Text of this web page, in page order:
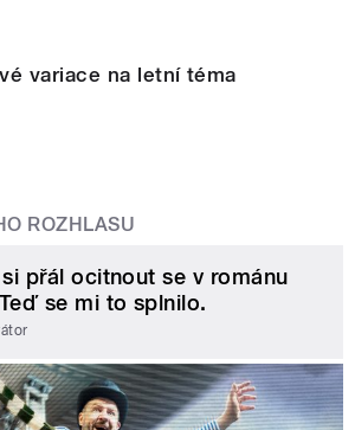
variace na letní téma
ROZHLASU
přál ocitnout se v románu
se mi to splnilo.